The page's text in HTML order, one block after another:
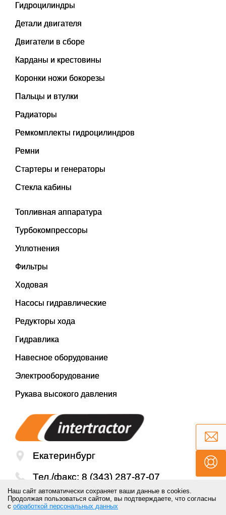
Гидроцилиндры
Детали двигателя
Двигатели в сборе
Карданы и крестовины
Коронки ножи бокорезы
Пальцы и втулки
Радиаторы
Ремкомплекты гидроцилиндров
Ремни
Стартеры и генераторы
Стекла кабины
Топливная аппаратура
Турбокомпрессоры
Уплотнения
Фильтры
Ходовая
Насосы гидравлические
Редукторы хода
Гидравлика
Навесное оборудование
Электрооборудование
Рукава высокого давления
Екатеринбург
Тел./факс: 8 (343) 287-87-07
Email:mail@inter-tractor.ru
Наш сайт автоматически сохраняет ваши данные в cookies.
Продолжая пользоваться сайтом, вы подтверждаете, что согласны
с обработкой персональных данных